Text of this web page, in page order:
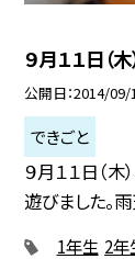
９月１１日（
公開日 2014/09/
できごと
９月１１日（
遊びました。
1年生 2年